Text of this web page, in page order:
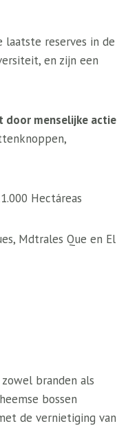
laatste reserves in de
en zijn een
door menselijke actie
Hectáreas
Mdtrales Que en El
branden als
bossen
de vernietiging van